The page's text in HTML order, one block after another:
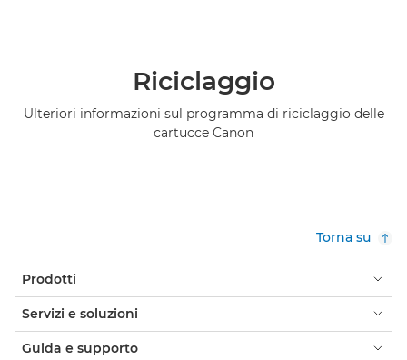
Riciclaggio
Ulteriori informazioni sul programma di riciclaggio delle
cartucce Canon
Torna su
Prodotti
Servizi e soluzioni
Guida e supporto